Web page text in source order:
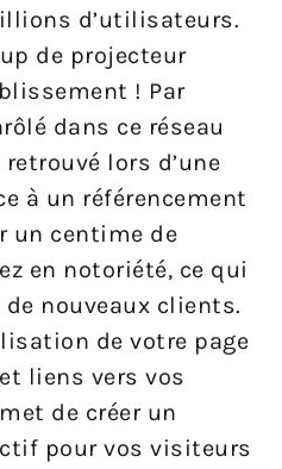
d’utilisateurs.
de projecteur
! Par
dans ce réseau
lors d’une
à un référencement
un centime de
en notoriété, ce qui
nouveaux clients.
de votre page
liens vers vos
de créer un
pour vos visiteurs